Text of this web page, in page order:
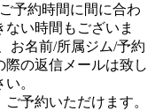
予約時間に間に合わ
い時間もございま
お名前/所属ジム/予約
の返信メールは致し
。
予約いただけます。